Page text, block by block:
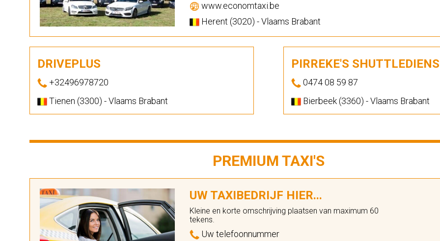
www.economtaxi.be
Herent (3020) - Vlaams Brabant
DRIVEPLUS
+32496978720
Tienen (3300) - Vlaams Brabant
PIRREKE'S
0474 08 59 87
Bierbeek (3360) - Vlaams Brabant
PREMIUM TAXI'S
UW TAXIBEDRIJF HIER...
Kleine en korte omschrijving plaatsen van maximum 60
tekens.
Uw telefoonnummer